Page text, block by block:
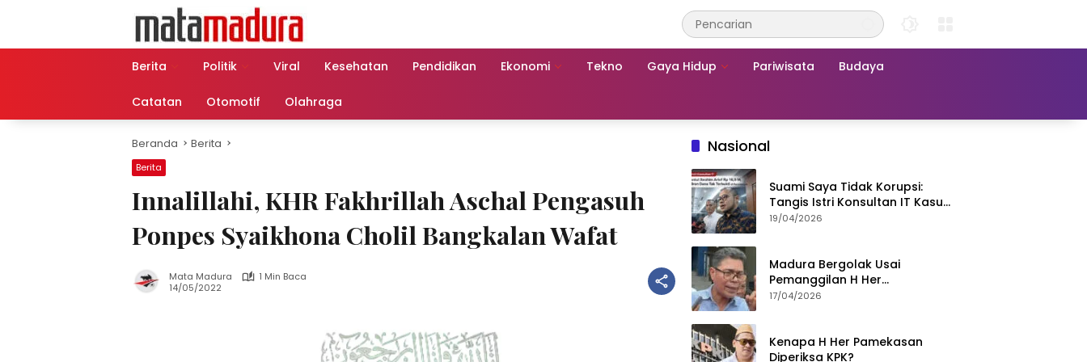
Berita
Politik Viral Kesehatan Pendidikan Ekonomi Tekno Gaya Hidup Pariwisata Budaya
Catatan Otomotif Olahraga
Beranda Berita
Berita
Innalillahi, KHR Fakhrillah Aschal Pengasuh
Ponpes Syaikhona Cholil Bangkalan Wafat
Mata Madura
1 Min Baca
14/05/2022
Nasional
Suami Saya Tidak Korupsi:
Tangis Istri Konsultan IT Kasus
Nadiem Dituntut 22,5 Tahun
19/04/2026
Madura Bergolak Usai
Pemanggilan H Her
Pamekasan, Faizal Assegaf
17/04/2026
Kenapa H Her Pamekasan
Diperiksa KPK?